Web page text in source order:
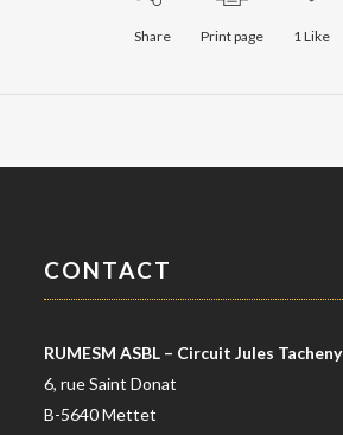
Share Print page 1 Like
CONTACT
RUMESM ASBL – Circuit Jules Tacheny
6, rue Saint Donat
B-5640 Mettet